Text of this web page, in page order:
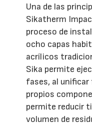
Una de las
Sikatherm
proceso de
ocho capas
acrílicos
Sika permite
fases, al
propios
permite reducir
volumen de